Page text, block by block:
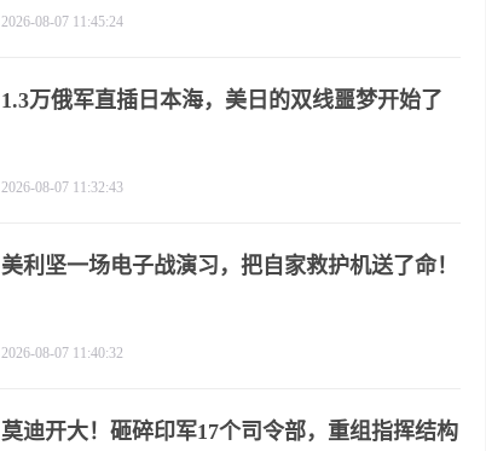
2026-08-07 11:45:24
1.3万俄军直插日本海，美日的双线噩梦开始了
2026-08-07 11:32:43
美利坚一场电子战演习，把自家救护机送了命！
2026-08-07 11:40:32
莫迪开大！砸碎印军17个司令部，重组指挥结构